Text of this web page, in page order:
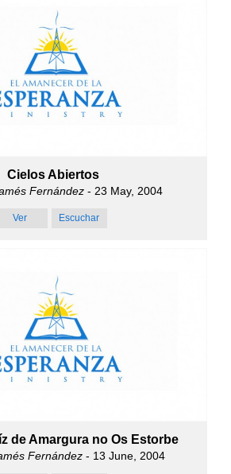
Cielos Abiertos
Fernández - 23 May, 2004
Ver Escuchar
de Amargura no Os Estorbe
Fernández- 13 June, 2004